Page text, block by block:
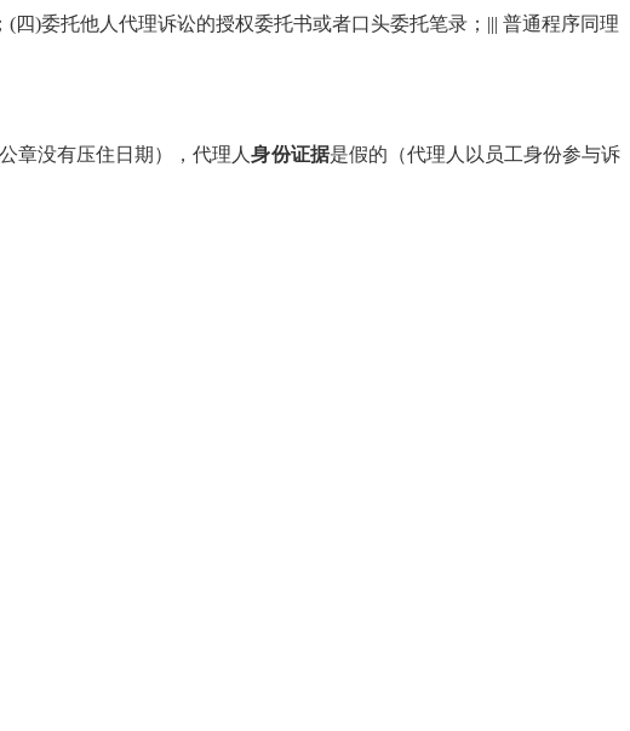
(四)委托他人代理诉讼的授权委托书或者口头委托笔录； ||| 普通程序同理
章没有压住日期），代理人身份证据是假的（代理人以员工身份参与诉